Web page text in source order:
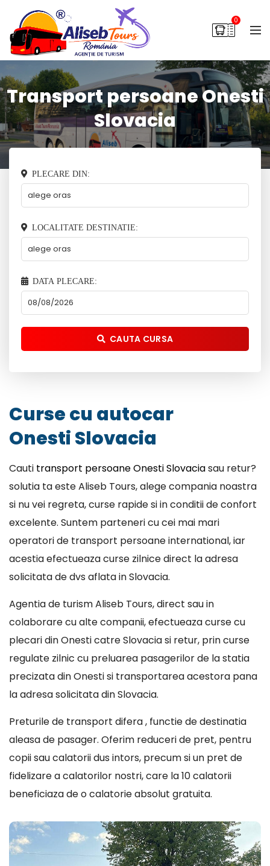
0
Transport persoane Onesti
Slovacia
PLECARE DIN:
LOCALITATE DESTINATIE:
DATA PLECARE:
CAUTA CURSA
Curse cu autocar
Onesti Slovacia
Cauti transport persoane Onesti Slovaciasau retur?
solutia ta este Aliseb Tours, alege compania noastra
si nu vei regreta, curse rapide si in conditii de confort
excelente. Suntem parteneri cu cei mai mari
operatori de transport persoane international, iar
acestia efectueaza curse zilnice direct la adresa
solicitata de dvs aflata in Slovacia.
Agentia de turism Aliseb Tours, direct sau in
colaborare cu alte companii, efectueaza curse cu
plecari din Onesti catre Slovacia si retur, prin curse
regulate zilnic cu preluarea pasagerilor de la statia
precizata din Onesti si transportarea acestora pana
la adresa solicitata din Slovacia.
Preturile de transport difera , functie de destinatia
aleasa de pasager. Oferim reduceri de pret, pentru
copii sau calatorii dus intors, precum si un pret de
fidelizare a calatorilor nostri, care la 10 calatorii
beneficiaza de o calatorie absolut gratuita.